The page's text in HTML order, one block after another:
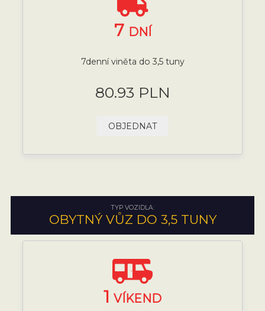
7 DNÍ
7denní viněta do 3,5 tuny
80.93 PLN
OBJEDNAT
TYP VOZIDLA:
OBYTNÝ VŮZ DO 3,5 TUNY
1 VÍKEND